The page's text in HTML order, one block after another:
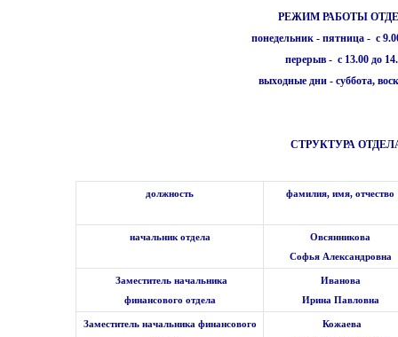
РЕЖИМ РАБОТЫ
понедельник - пятница - с
перерыв - с 13.00 до
выходные дни - суббота,
СТРУКТУРА
должность фамилия, имя, отчество
начальник отдела
Овсянникова
Софья Александровна
Заместитель начальника
финансового отдела
Иванова
Ирина Павловна
Заместитель начальника финансового
Кожаева